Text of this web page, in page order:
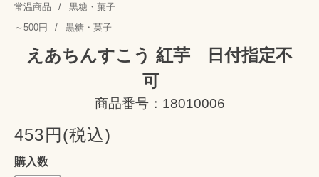
常温商品
/
黒糖・菓子
～500円
/ 黒糖・菓子
えあちんすこう 紅芋 日付指定不
可
商品番号：18010006
453円(税込)
購入数